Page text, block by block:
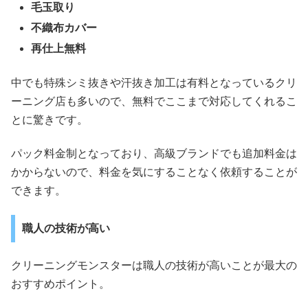
毛玉取り
不織布カバー
再仕上無料
中でも特殊シミ抜きや汗抜き加工は有料となっているクリ
ーニング店も多いので、無料でここまで対応してくれるこ
とに驚きです。
パック料金制となっており、高級ブランドでも追加料金は
かからないので、料金を気にすることなく依頼することが
できます。
職人の技術が高い
クリーニングモンスターは職人の技術が高いことが最大の
おすすめポイント。